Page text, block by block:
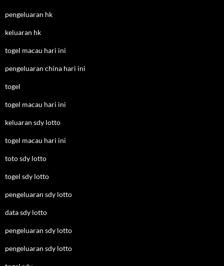
pengeluaran hk
keluaran hk
togel macau hari ini
pengeluaran china hari ini
togel
togel macau hari ini
keluaran sdy lotto
togel macau hari ini
toto sdy lotto
togel sdy lotto
pengeluaran sdy lotto
data sdy lotto
pengeluaran sdy lotto
pengeluaran sdy lotto